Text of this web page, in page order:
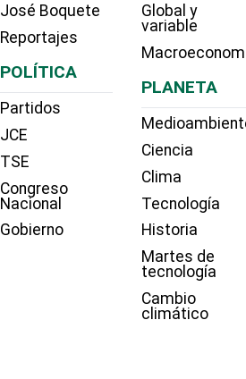
José Boquete
Reportajes
POLÍTICA
Partidos
JCE
TSE
Congreso
Nacional
Gobierno
Global y
variable
PLANETA
Ciencia
Clima
Tecnología
Historia
Martes de
tecnología
Cambio
climático